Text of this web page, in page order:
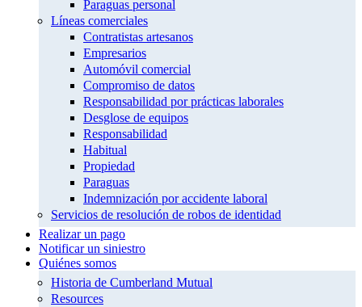
Paraguas personal
Líneas comerciales
Contratistas artesanos
Empresarios
Automóvil comercial
Compromiso de datos
Responsabilidad por prácticas laborales
Desglose de equipos
Responsabilidad
Habitual
Propiedad
Paraguas
Indemnización por accidente laboral
Servicios de resolución de robos de identidad
Realizar un pago
Notificar un siniestro
Quiénes somos
Historia de Cumberland Mutual
Resources